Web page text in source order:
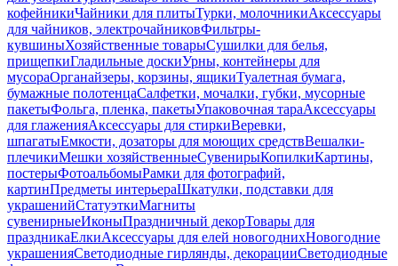
кофейникиЧайники для плитыТурки, молочникиАксессуары
для чайников, электрочайниковФильтры-
кувшиныХозяйственные товарыСушилки для белья,
прищепкиГладильные доскиУрны, контейнеры для
мусораОрганайзеры, корзины, ящикиТуалетная бумага,
бумажные полотенцаСалфетки, мочалки, губки, мусорные
пакетыФольга, пленка, пакетыУпаковочная тараАксессуары
для глаженияАксессуары для стиркиВеревки,
шпагатыЕмкости, дозаторы для моющих средствВешалки-
плечикиМешки хозяйственныеСувенирыКопилкиКартины,
постерыФотоальбомыРамки для фотографий,
картинПредметы интерьераШкатулки, подставки для
украшенийСтатуэткиМагниты
сувенирныеИконыПраздничный декорТовары для
праздникаЕлкиАксессуары для елей новогоднихНовогодние
украшенияСветодиодные гирлянды, декорацииСветодиодные